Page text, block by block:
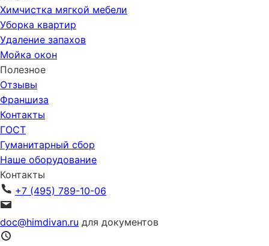
Химчистка мягкой мебели
Уборка квартир
Удаление запахов
Мойка окон
Полезное
Отзывы
Франшиза
Контакты
ГОСТ
Гуманитарный сбор
Наше оборудование
Контакты
+7 (495) 789-10-06
doc@himdivan.ru для документов